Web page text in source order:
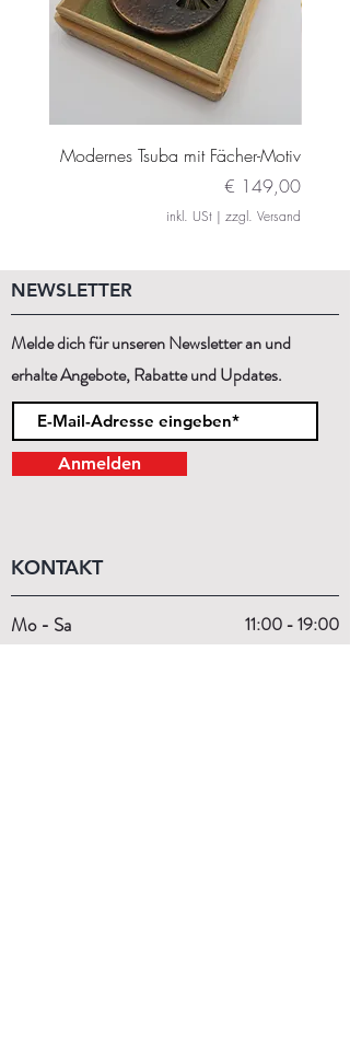
Modernes Tsuba mit Fächer-Motiv
Preis
€ 149,00
inkl. USt | zzgl. Versand
NEWSLETTER
Melde dich für unseren Newsletter an und
erhalte Angebote, Rabatte und Updates.
Anmelden
KONTAKT
Mo - Sa 11:00 - 19:00